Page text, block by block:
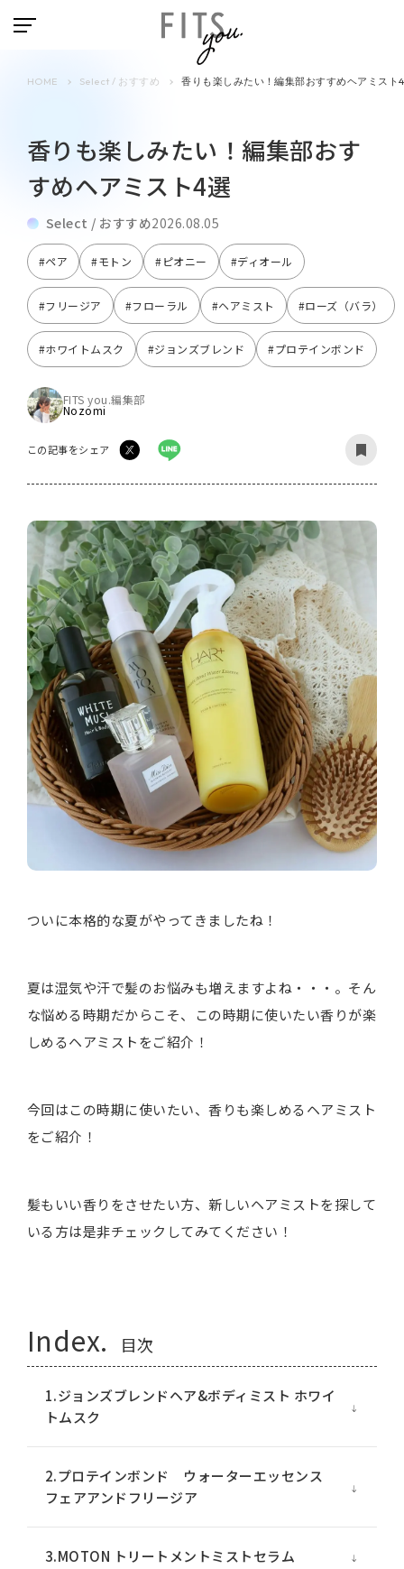
HOME Select / おすすめ 香りも楽しみたい！編集部おすすめヘアミスト
香りも楽しみたい！編集部おす
すめヘアミスト4選
Select / おすすめ2026.08.05
#ペア #モトン #ピオニー #ディオール
#フリージア #フローラル #ヘアミスト #ローズ（バラ）
#ホワイトムスク #ジョンズブレンド #プロテインボンド
FITS you.編集部
Nozomi
この記事をシェア
ついに本格的な夏がやってきましたね！
夏は湿気や汗で髪のお悩みも増えますよね・・・。そん
な悩める時期だからこそ、この時期に使いたい香りが楽
しめるヘアミストをご紹介！
今回はこの時期に使いたい、香りも楽しめるヘアミスト
をご紹介！
髪もいい香りをさせたい方、新しいヘアミストを探して
いる方は是非チェックしてみてください！
Index. 目次
1.ジョンズブレンドヘア&ボディミスト ホワイ
トムスク
2.プロテインボンド ウォーターエッセンス
フェアアンドフリージア
3.MOTON トリートメントミストセラム